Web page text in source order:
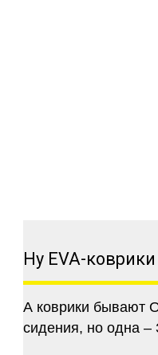
Ну EVA-
А коврики бывают
сидения, но одна –